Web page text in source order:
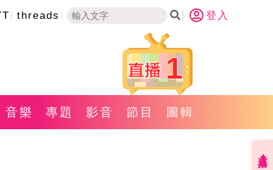
threads 登入
1
音樂 專題 影音 節目 圖輯
直播✦活動